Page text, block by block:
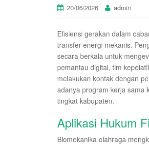
20/06/2026 admin
Efisiensi gerakan dalam
transfer energi mekanis.
secara berkala untuk
pemantau digital, tim
melakukan kontak dengan
adanya program kerja sama
tingkat kabupaten.
Aplikasi Hukum
Biomekanika olahraga